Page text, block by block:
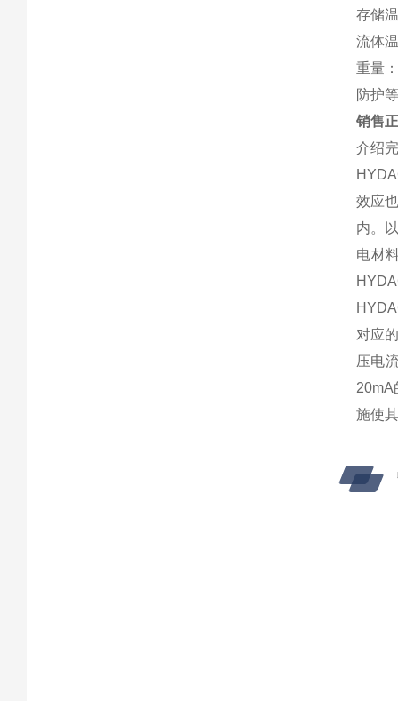
存储
流体
重量
防护
销售
介绍
效应
内。
电材
对应
压电
20mA
施使